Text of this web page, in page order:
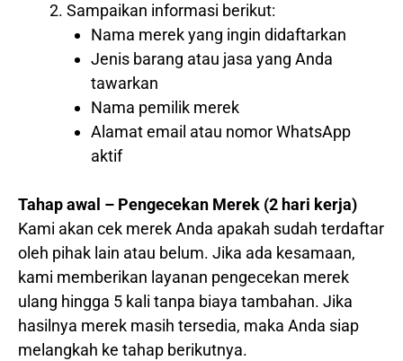
Sampaikan informasi berikut:
Nama merek yang ingin didaftarkan
Jenis barang atau jasa yang Anda
tawarkan
Nama pemilik merek
Alamat email atau nomor WhatsApp
aktif
Tahap awal – Pengecekan Merek (2 hari kerja)
Kami akan cek merek Anda apakah sudah terdaftar
oleh pihak lain atau belum. Jika ada kesamaan,
kami memberikan layanan pengecekan merek
ulang hingga 5 kali tanpa biaya tambahan. Jika
hasilnya merek masih tersedia, maka Anda siap
melangkah ke tahap berikutnya.